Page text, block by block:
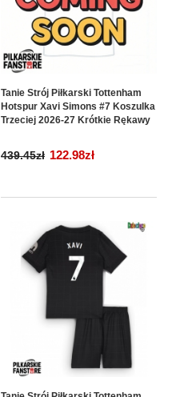
Tanie Strój Piłkarski Tottenham
Hotspur Xavi Simons #7 Koszulka
Trzeciej 2026-27 Krótkie Rękawy
439.45zł 122.98zł